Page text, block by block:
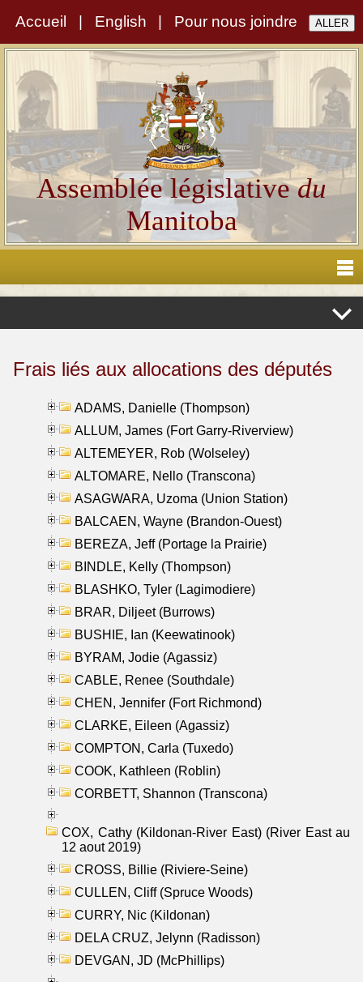
Accueil English Pour nous joindre
Assemblée législativedu
Manitoba
Frais liés aux allocations des députés
ADAMS, Danielle (Thompson)
ALLUM, James (Fort Garry-Riverview)
ALTEMEYER, Rob (Wolseley)
ALTOMARE, Nello (Transcona)
ASAGWARA, Uzoma (Union Station)
BALCAEN, Wayne (Brandon-Ouest)
BEREZA, Jeff (Portage la Prairie)
BINDLE, Kelly (Thompson)
BLASHKO, Tyler (Lagimodiere)
BRAR, Diljeet (Burrows)
BUSHIE, Ian (Keewatinook)
BYRAM, Jodie (Agassiz)
CABLE, Renee (Southdale)
CHEN, Jennifer (Fort Richmond)
CLARKE, Eileen (Agassiz)
COMPTON, Carla (Tuxedo)
COOK, Kathleen (Roblin)
CORBETT, Shannon (Transcona)
COX, Cathy (Kildonan-River East) (River East au
12 aout 2019)
CROSS, Billie (Riviere-Seine)
CULLEN, Cliff (Spruce Woods)
CURRY, Nic (Kildonan)
DELA CRUZ, Jelynn (Radisson)
DEVGAN, JD (McPhillips)